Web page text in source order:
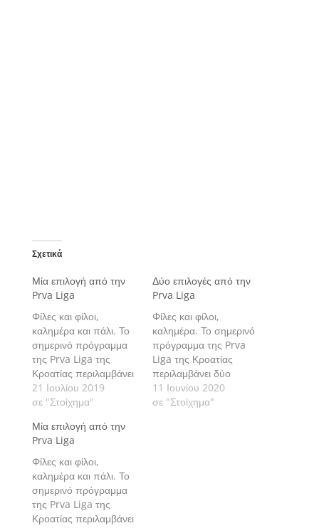
Σχετικά
Μία επιλογή από την
Prva Liga
Φίλες και φίλοι,
καλημέρα και πάλι. Το
σημερινό πρόγραμμα
της Prva Liga της
Κροατίας περιλαμβάνει
τον αγώνα που
διεξάγεται στο Gradski
η Hajduk Split
υποδέχεται την Istra
και με τον οποίο
ολοκληρώνεται η 1η
αγωνιστική. Πάμε να
δούμε την εκτίμησή μας
αναλυτικά.
21 Ιουλίου 2019
σε "Στοίχημα"
Δύο επιλογές από την
Prva Liga
Φίλες και φίλοι,
καλημέρα. Το σημερινό
πρόγραμμα της Prva
Liga της Κροατίας
περιλαμβάνει δύο
αγώνες με τους
οποίους ανοίγει η 28η
11 Ιουνίου 2020
σε "Στοίχημα"
Μία επιλογή από την
Prva Liga
Φίλες και φίλοι,
καλημέρα και πάλι. Το
σημερινό πρόγραμμα
της Prva Liga της
Κροατίας περιλαμβάνει